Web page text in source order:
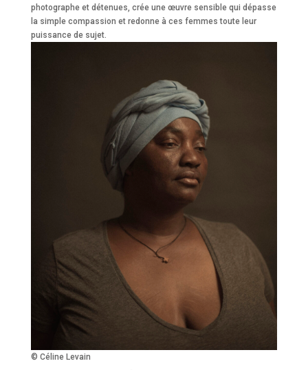
photographe et détenues, crée une œuvre sensible qui dépasse
la simple compassion et redonne à ces femmes toute leur
puissance de sujet.
© Céline Levain